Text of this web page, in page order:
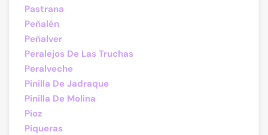
Pastrana
Peñalén
Peñalver
Peralejos De Las Truchas
Peralveche
Pinilla De Jadraque
Pinilla De Molina
Pioz
Piqueras